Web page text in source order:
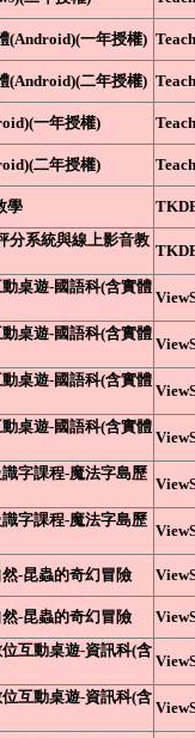
(Android)(一年授權)
(Android)(二年授權)
一年授權)
二年授權)
學
分系統與線上影音教
桌遊-國語科(含實體
桌遊-國語科(含實體
桌遊-國語科(含實體
桌遊-國語科(含實體
字課程-魔法字島歷
字課程-魔法字島歷
-昆蟲的奇幻冒險
-昆蟲的奇幻冒險
互動桌遊-資訊科(含
互動桌遊-資訊科(含